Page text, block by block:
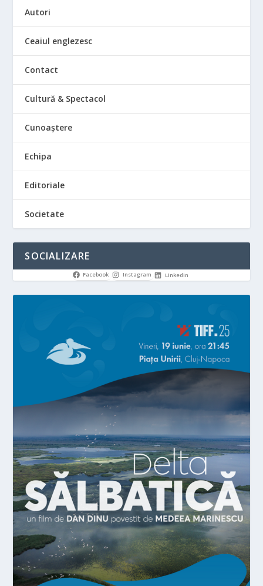
Autori
Ceaiul englezesc
Contact
Cultură & Spectacol
Cunoaștere
Echipa
Editoriale
Societate
SOCIALIZARE
Facebook Instagram LinkedIn